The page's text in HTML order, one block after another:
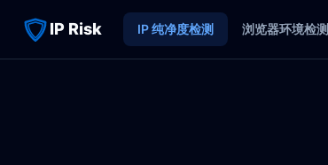
IP Risk IP 纯净度检测 浏览器环境检测